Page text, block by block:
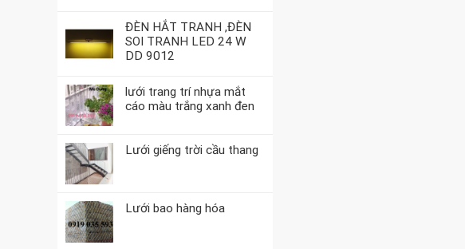
ĐÈN HẮT TRANH ,ĐÈN
SOI TRANH LED 24 W
DD 9012
lưới trang trí nhựa mắt
cáo màu trắng xanh đen
Lưới giếng trời cầu thang
Lưới bao hàng hóa